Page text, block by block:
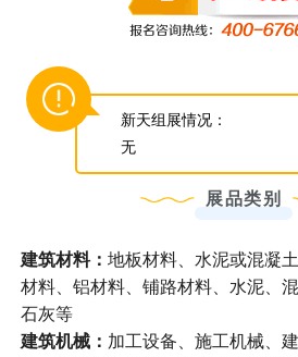
新天组展情况：
无
展品类别
建筑材料： 地板材料、水泥或混凝
材料、铝材料、铺路材料、水泥、
石灰等
建筑机械： 加工设备、施工机械、